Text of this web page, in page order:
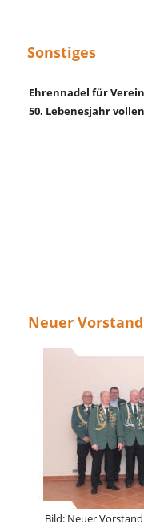
Ehrennadel für
50. Lebenesjahr
Sonstiges
Neuer Vorstand
Bild: Neuer